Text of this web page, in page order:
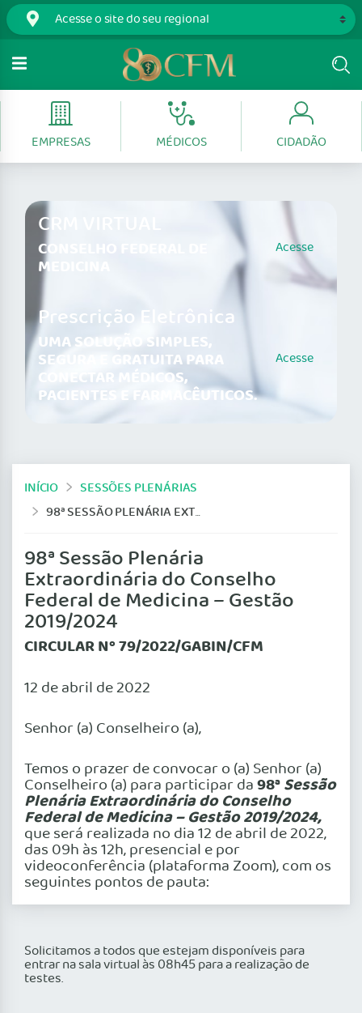
EMPRESAS MÉDICOS CIDADÃO
CRM VIRTUAL
CONSELHO FEDERAL DE
MEDICINA
Acesse
Prescrição Eletrônica
UMA SOLUÇÃO SIMPLES,
SEGURA E GRATUITA PARA
CONECTAR MÉDICOS,
PACIENTES E FARMACÊUTICOS.
Acesse
INÍCIO
SESSÕES PLENÁRIAS
98ª SESSÃO PLENÁRIA EXTRAORDINÁRIA DO CONSELHO FEDERAL DE MEDICINA – GESTÃO 2019/2024
98ª Sessão Plenária
Extraordinária do Conselho
Federal de Medicina – Gestão
2019/2024
CIRCULAR Nº 79/2022/GABIN/CFM
12 de abril de 2022
Senhor (a) Conselheiro (a),
Temos o prazer de convocar o (a) Senhor (a)
Conselheiro (a) para participar da98ªSessão
Plenária Extraordinária do Conselho
Federal de Medicina – Gestão 2019/2024,
que será realizada no dia 12 de abril de 2022,
das 09h às 12h, presencial e por
videoconferência (plataforma Zoom), com os
seguintes pontos de pauta:
Solicitamos a todos que estejam disponíveis para
entrar na sala virtual às 08h45 para a realização de
testes.